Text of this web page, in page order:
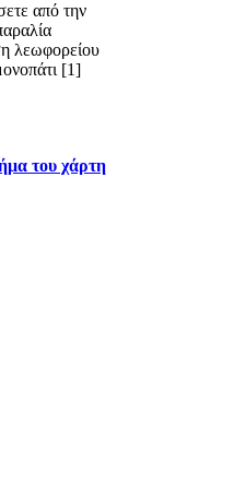
από την
λεωφορείου
[1]
του χάρτη